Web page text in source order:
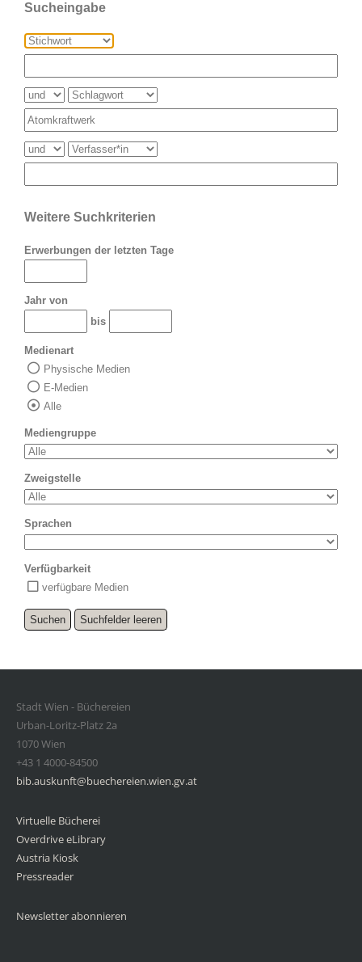
Sucheingabe
Weitere Suchkriterien
Erwerbungen der letzten Tage
Jahr von
bis
Medienart
Physische Medien
E-Medien
Alle
Mediengruppe
Zweigstelle
Sprachen
Verfügbarkeit
verfügbare Medien
Stadt Wien - Büchereien
Urban-Loritz-Platz 2a
1070 Wien
+43 1 4000-84500
bib.auskunft@buechereien.wien.gv.at
Virtuelle Bücherei
Overdrive eLibrary
Austria Kiosk
Pressreader
Newsletter abonnieren